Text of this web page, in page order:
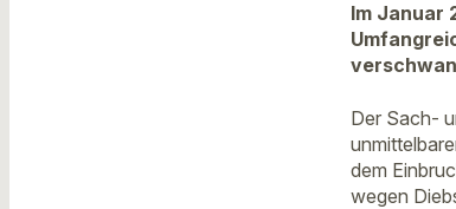
Im Januar
Der Sach-
dem
wegen